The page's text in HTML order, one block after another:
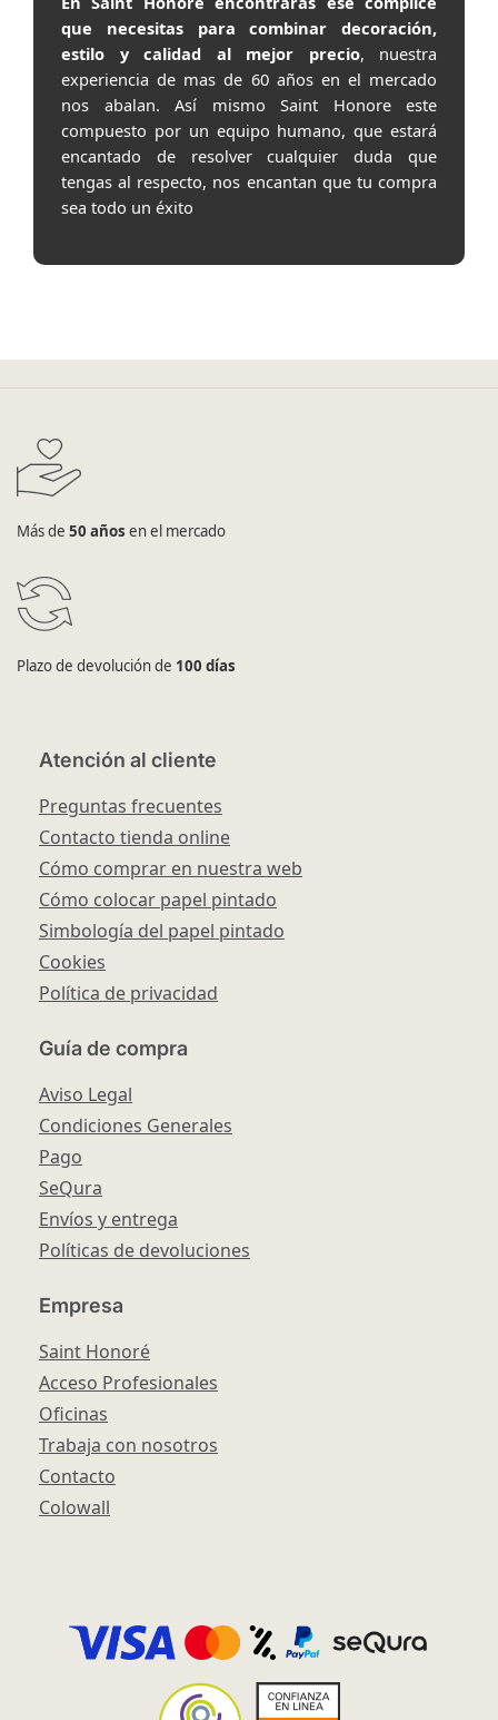
que necesitas para combinar decoración,
estilo y calidad al mejor precio, nuestra
experiencia de mas de 60 años en el mercado
nos abalan. Así mismo Saint Honore este
compuesto por un equipo humano, que estará
encantado de resolver cualquier duda que
tengas al respecto, nos encantan que tu compra
sea todo un éxito
Más de 50 años en el mercado
Plazo de devolución de 100 días
Atención al cliente
Preguntas frecuentes
Contacto tienda online
Cómo comprar en nuestra web
Cómo colocar papel pintado
Simbología del papel pintado
Cookies
Política de privacidad
Guía de compra
Aviso Legal
Condiciones Generales
Pago
SeQura
Envíos y entrega
Políticas de devoluciones
Empresa
Saint Honoré
Acceso Profesionales
Oficinas
Trabaja con nosotros
Contacto
Colowall